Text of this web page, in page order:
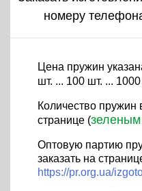
номеру
Цена пружин
шт. ... 100 шт. ...
Количество пружин
странице (
Оптовую партию
заказать на
https://pr.org.ua/